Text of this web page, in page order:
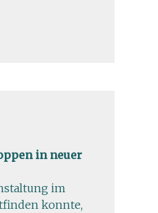
in neuer
im
konnte,